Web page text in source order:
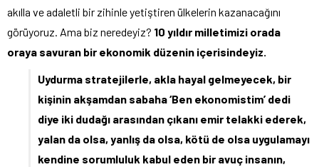
akılla ve adaletli bir zihinle yetiştiren ülkelerin kazanacağını
görüyoruz. Ama biz neredeyiz? 10 yıldır milletimizi orada
oraya savuran bir ekonomik düzenin içerisindeyiz.
Uydurma stratejilerle, akla hayal gelmeyecek, bir
kişinin akşamdan sabaha ‘Ben ekonomistim’ dedi
diye iki dudağı arasından çıkanı emir telakki ederek,
yalan da olsa, yanlış da olsa, kötü de olsa uygulamayı
kendine sorumluluk kabul eden bir avuç insanın,